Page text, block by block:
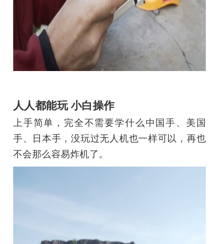
人人都能玩 小白操作
上手简单，完全不需要学什么中国手、美国
手、日本手，没玩过无人机也一样可以，再也
不会那么容易炸机了。